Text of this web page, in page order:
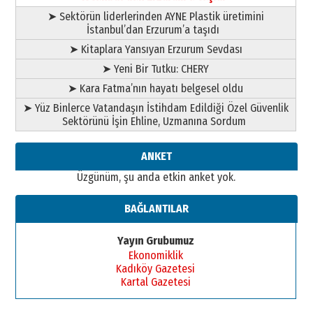
➤ Sektörün liderlerinden AYNE Plastik üretimini
İstanbul’dan Erzurum’a taşıdı
➤ Kitaplara Yansıyan Erzurum Sevdası
➤ Yeni Bir Tutku: CHERY
➤ Kara Fatma’nın hayatı belgesel oldu
➤ Yüz Binlerce Vatandaşın İstihdam Edildiği Özel Güvenlik
Sektörünü İşin Ehline, Uzmanına Sordum
ANKET
Üzgünüm, şu anda etkin anket yok.
BAĞLANTILAR
Yayın Grubumuz
Ekonomiklik
Kadıköy Gazetesi
Kartal Gazetesi